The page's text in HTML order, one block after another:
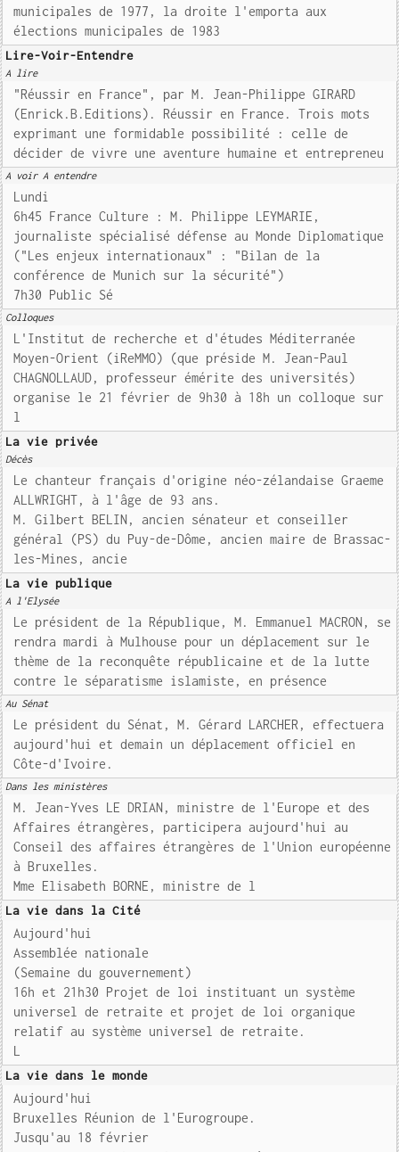
municipales de 1977, la droite l'emporta aux
élections municipales de 1983
Lire-Voir-Entendre
A lire
"Réussir en France", par M. Jean-Philippe GIRARD
(Enrick.B.Editions). Réussir en France. Trois mots
exprimant une formidable possibilité : celle de
décider de vivre une aventure humaine et entrepreneu
A voir A entendre
Lundi
6h45 France Culture : M. Philippe LEYMARIE,
journaliste spécialisé défense au Monde Diplomatique
("Les enjeux internationaux" : "Bilan de la
conférence de Munich sur la sécurité")
7h30 Public Sé
Colloques
L'Institut de recherche et d'études Méditerranée
Moyen-Orient (iReMMO) (que préside M. Jean-Paul
CHAGNOLLAUD, professeur émérite des universités)
organise le 21 février de 9h30 à 18h un colloque sur
l
La vie privée
Décès
Le chanteur français d'origine néo-zélandaise Graeme
ALLWRIGHT, à l'âge de 93 ans.
M. Gilbert BELIN, ancien sénateur et conseiller
général (PS) du Puy-de-Dôme, ancien maire de Brassac-
les-Mines, ancie
La vie publique
A l'Elysée
Le président de la République, M. Emmanuel MACRON, se
rendra mardi à Mulhouse pour un déplacement sur le
thème de la reconquête républicaine et de la lutte
contre le séparatisme islamiste, en présence
Au Sénat
Le président du Sénat, M. Gérard LARCHER, effectuera
aujourd'hui et demain un déplacement officiel en
Côte-d'Ivoire.
Dans les ministères
M. Jean-Yves LE DRIAN, ministre de l'Europe et des
Affaires étrangères, participera aujourd'hui au
Conseil des affaires étrangères de l'Union européenne
à Bruxelles.
Mme Elisabeth BORNE, ministre de l
La vie dans la Cité
Aujourd'hui
Assemblée nationale
(Semaine du gouvernement)
16h et 21h30 Projet de loi instituant un système
universel de retraite et projet de loi organique
relatif au système universel de retraite.
L
La vie dans le monde
Aujourd'hui
Bruxelles Réunion de l'Eurogroupe.
Jusqu'au 18 février